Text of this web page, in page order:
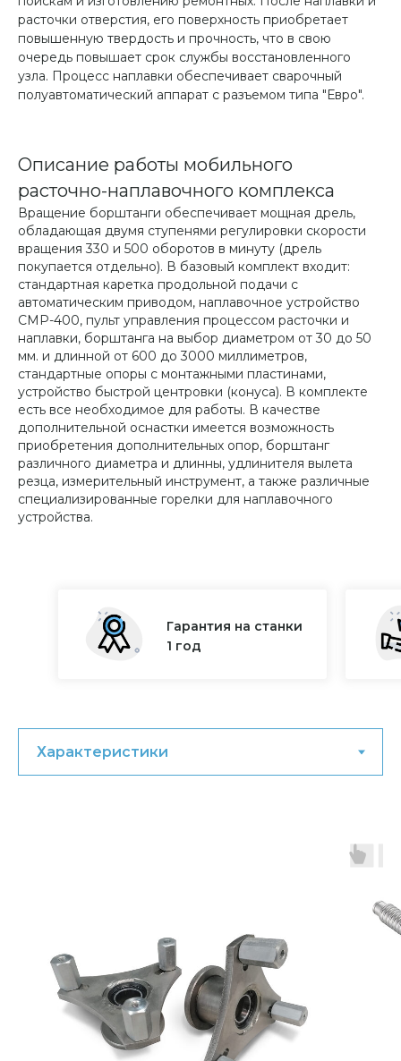
расточки отверстия, его поверхность приобретает
повышенную твердость и прочность, что в свою
очередь повышает срок службы восстановленного
узла. Процесс наплавки обеспечивает сварочный
полуавтоматический аппарат с разъемом типа "Евро".
Описание работы мобильного
расточно-наплавочного комплекса
Вращение борштанги обеспечивает мощная дрель,
обладающая двумя ступенями регулировки скорости
вращения 330 и 500 оборотов в минуту (дрель
покупается отдельно). В базовый комплект входит:
стандартная каретка продольной подачи с
автоматическим приводом, наплавочное устройство
СМР-400, пульт управления процессом расточки и
наплавки, борштанга на выбор диаметром от 30 до 50
мм. и длинной от 600 до 3000 миллиметров,
стандартные опоры с монтажными пластинами,
устройство быстрой центровки (конуса). В комплекте
есть все необходимое для работы. В качестве
дополнительной оснастки имеется возможность
приобретения дополнительных опор, борштанг
различного диаметра и длинны, удлинителя вылета
резца, измерительный инструмент, а также различные
специализированные горелки для наплавочного
устройства.
Гарантия на станки
1 год